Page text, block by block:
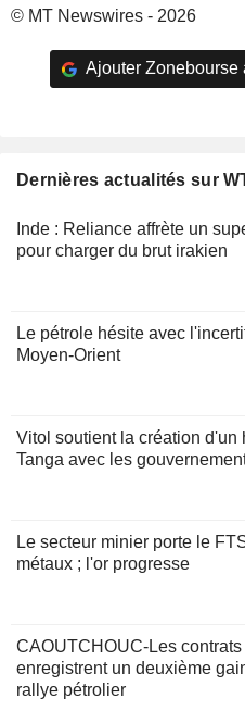
© MT Newswires - 2026
Ajouter Zonebourse
Dernières actualités sur
Inde : Reliance affrète un
pour charger du brut irakien
Le pétrole hésite avec
Moyen-Orient
Vitol soutient la création d'un
Tanga avec les
Le secteur minier porte le
métaux ; l'or progresse
CAOUTCHOUC-Les
enregistrent un deuxième
rallye pétrolier